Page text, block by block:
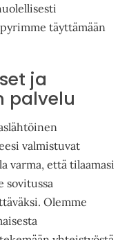
täyttämään
ja
palvelu
valmistuvat
varma, että tilaamasi
sovitussa
Olemme